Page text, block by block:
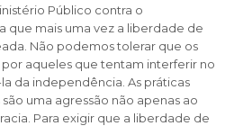
Público contra o
que mais uma vez a liberdade de
Não podemos tolerar que os
aqueles que tentam interferir no
da independência. As práticas
uma agressão não apenas ao
Para exigir que a liberdade de